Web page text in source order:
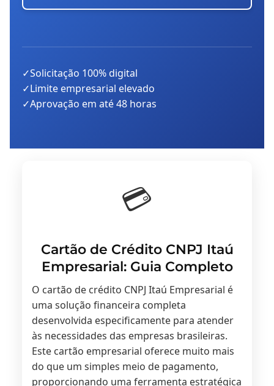
✓Solicitação 100% digital
✓Limite empresarial elevado
✓Aprovação em até 48 horas
💳
Cartão de Crédito CNPJ Itaú
Empresarial: Guia Completo
O cartão de crédito CNPJ Itaú Empresarial é
uma solução financeira completa
desenvolvida especificamente para atender
às necessidades das empresas brasileiras.
Este cartão empresarial oferece muito mais
do que um simples meio de pagamento,
proporcionando uma ferramenta estratégica